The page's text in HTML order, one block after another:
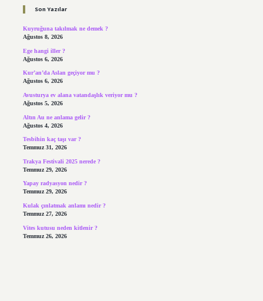
Son Yazılar
Kuyruğuna takılmak ne demek ?
Ağustos 8, 2026
Ege hangi iller ?
Ağustos 6, 2026
Kur’an’da Aslan geçiyor mu ?
Ağustos 6, 2026
Avusturya ev alana vatandaşlık veriyor mu ?
Ağustos 5, 2026
Altın Au ne anlama gelir ?
Ağustos 4, 2026
Tesbihin kaç taşı var ?
Temmuz 31, 2026
Trakya Festivali 2025 nerede ?
Temmuz 29, 2026
Yapay radyasyon nedir ?
Temmuz 29, 2026
Kulak çınlatmak anlamı nedir ?
Temmuz 27, 2026
Vites kutusu neden kitlenir ?
Temmuz 26, 2026